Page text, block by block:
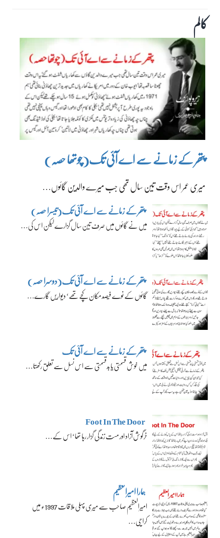
کالم
پتھر کے زمانے سے اے آئی تک(چوتھا حصہ)
میری عمر اس وقت تین سال تھی جب میرے والدین گائوں…
پتھر کے زمانے سے اے آئی تک(تیسرا حصہ)
میں نے گائوں میں صرف تین سال گزارے لیکن اس کی…
پتھر کے زمانے سے اے آئی تک(دوسرا حصہ)
گائوں کے نوے فیصد مکان کچے تھے‘ دیواریں گارے…
پتھر کے زمانے سے اے آئی تک
میں خوش قسمتی یا بدقسمتی سے اس نسل سے تعلق رکھتا…
Foot In The Door
خرگوش آزاد اور مست زندگی گزار رہا تھا‘ اس کے…
ہمارا امیرالعظیم
امیرالعظیم صاحب سے میری پہلی ملاقات 1997ء میں
کراچی…